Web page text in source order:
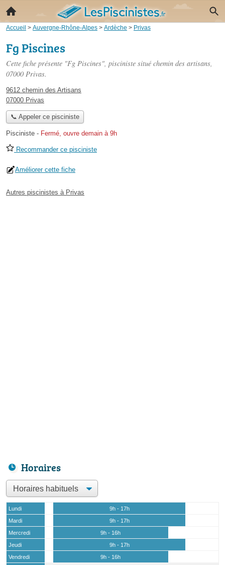
Accueil > Auvergne-Rhône-Alpes > Ardèche > Privas
Fg Piscines
Cette fiche présente "Fg Piscines", pisciniste situé chemin des artisans,
07000 Privas.
9612 chemin des Artisans
07000 Privas
📞 Appeler ce pisciniste
Pisciniste - Fermé, ouvre demain à 9h
Recommander ce pisciniste
Améliorer cette fiche
Autres piscinistes à Privas
Horaires
Lundi
9h - 17h
Mardi
9h - 17h
Mercredi
9h - 16h
Jeudi
9h - 17h
Vendredi
9h - 16h